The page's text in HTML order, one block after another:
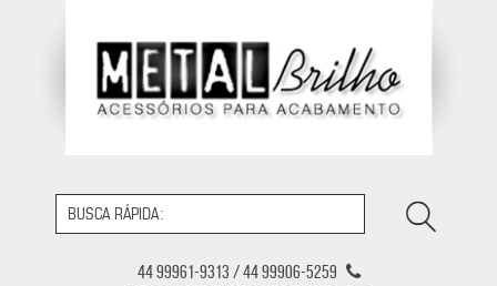
44 99961-9313 / 44 99906-5259